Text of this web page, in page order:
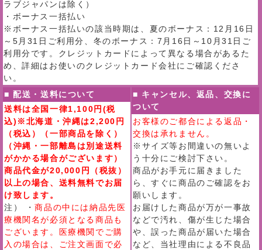
ラブジャパンは除く）
・ボーナス一括払い
※ボーナス一括払いの該当時期は、夏のボーナス：12月16日
～5月31日ご利用分、冬のボーナス：7月16日～10月31日ご
利用分です。クレジットカードによって異なる場合があるた
め、詳細はお使いのクレジットカード会社にご確認くださ
い。
■ 配送・送料について
送料は全国一律1,100円(税
込)※北海道・沖縄は2,200円
（税込）（一部商品を除く）
（沖縄・一部離島は別途送料
がかかる場合がございます）
商品代金が20,000円（税抜）
以上の場合、送料無料でお届
け致します。
注） ・商品の中には納品先医
療機関名が必須となる商品も
ございます。医療機関でご購
入の場合は、ご注文画面で必
■ キャンセル、返品、交換に
ついて
お客様のご都合による返品・
交換は承れません。
※サイズ等お間違いの無いよ
う十分にご検討下さい。
商品がお手元に届きました
ら、すぐに商品のご確認をお
願いします。
お届けした商品が万が一事故
などで汚れ、傷が生じた場合
や、誤った商品が届いた場合
など、当社理由による不良品